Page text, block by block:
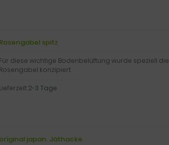
Rosengabel spitz
Für diese wichtige Bodenbelüftung wurde speziell die
Rosengabel konzipiert.
Lieferzeit:2-3 Tage
original japan. Jäthacke